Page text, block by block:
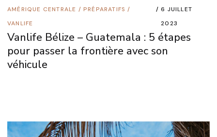
AMÉRIQUE CENTRALE /PRÉPARATIFS /
VANLIFE
6 JUILLET
2023
Vanlife Bélize – Guatemala : 5 étapes
pour passer la frontière avec son
véhicule